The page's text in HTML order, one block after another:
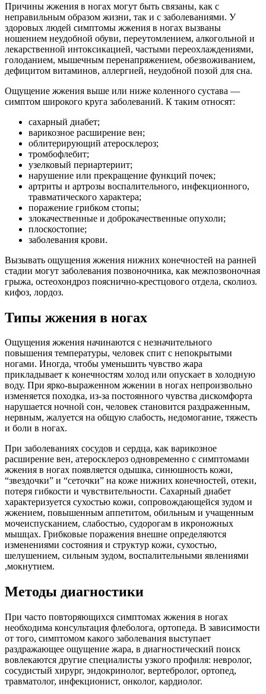
Причины жжения в ногах могут быть связаны, как с
неправильным образом жизни, так и с заболеваниями. У
здоровых людей симптомы жжения в ногах вызваны
ношением неудобной обуви, переутомлением, алкогольной и
лекарственной интоксикацией, частыми переохлаждениями,
голоданием, мышечным перенапряжением, обезвоживанием,
дефицитом витаминов, аллергией, неудобной позой для сна.
Ощущение жжения выше или ниже коленного сустава —
симптом широкого круга заболеваний. К таким относят:
сахарный диабет;
варикозное расширение вен;
облитерирующий атеросклероз;
тромбофлебит;
узелковый периартериит;
нарушение или прекращение функций почек;
артриты и артрозы воспалительного, инфекционного,
травматического характера;
поражение грибком стопы;
злокачественные и доброкачественные опухоли;
плоскостопие;
заболевания крови.
Вызывать ощущения жжения нижних конечностей на ранней
стадии могут заболевания позвоночника, как межпозвоночная
грыжа, остеохондроз пояснично-крестцового отдела, сколиоз.
кифоз, лордоз.
Типы жжения в ногах
Ощущения жжения начинаются с незначительного
повышения температуры, человек спит с непокрытыми
ногами. Иногда, чтобы уменьшить чувство жара
прикладывает к конечностям холод или опускает в холодную
воду. При ярко-выраженном жжении в ногах непроизвольно
изменяется походка, из-за постоянного чувства дискомфорта
нарушается ночной сон, человек становится раздраженным,
нервным, жалуется на общую слабость, недомогание, тяжесть
и боли в ногах.
При заболеваниях сосудов и сердца, как варикозное
расширение вен, атеросклероз одновременно с симптомами
жжения в ногах появляется одышка, синюшность кожи,
“звездочки” и “сеточки” на коже нижних конечностей, отеки,
потеря гибкости и чувствительности. Сахарный диабет
характеризуется сухостью кожи, сопровождающейся зудом и
жжением, повышенным аппетитом, обильным и учащенным
мочеиспусканием, слабостью, судорогам в икроножных
мышцах. Грибковые поражения внешне определяются
изменениями состояния и структур кожи, сухостью,
шелушением, сильным зудом, воспалительными явлениями
,мокнутием.
Методы диагностики
При часто повторяющихся симптомах жжения в ногах
необходима консультация флеболога, ортопеда. В зависимости
от того, симптомом какого заболевания выступает
раздражающее ощущение жара, в диагностический поиск
вовлекаются другие специалисты узкого профиля: невролог,
сосудистый хирург, эндокринолог, вертебролог, ортопед,
травматолог, инфекционист, онколог, кардиолог.